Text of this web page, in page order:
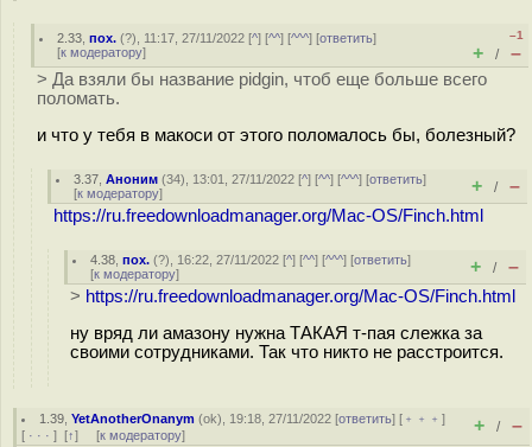
2.33 ,пох. (?), 11:17, 27/11/2022 [^] [^^] [^^^] [ответить]
[к модератору]
–1
+ / –
> Да взяли бы название pidgin, чтоб еще больше всего
поломать.
и что у тебя в макоси от этого поломалось бы, болезный?
3.37 ,Аноним (34), 13:01, 27/11/2022 [^] [^^] [^^^] [ответить]
[к модератору] + / –
https://ru.freedownloadmanager.org/Mac-OS/Finch.html
4.38 ,пох. (?), 16:22, 27/11/2022 [^] [^^] [^^^] [ответить]
[к модератору] + / –
> https://ru.freedownloadmanager.org/Mac-OS/Finch.html
ну вряд ли амазону нужна ТАКАЯ т-пая слежка за
своими сотрудниками. Так что никто не расстроится.
1.39 ,YetAnotherOnanym (ok), 19:18, 27/11/2022 [ответить] [ ﹢﹢﹢]
[ · · · ] [↑] [к модератору] + / –